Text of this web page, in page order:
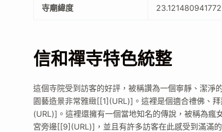
寺廟緯度
信和禪寺特色統整
這個寺院受到訪客的好評，被稱讚為一個寧靜、潔
園藝造景非常雅緻[[1](URL)]。這裡是個適合禮佛、
(URL)]。這裡還擁有一個當地知名的傳說，被稱為
宮旁邊[[9](URL)]，並且有許多訪客在此感受到滿滿